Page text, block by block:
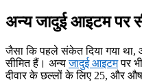
अन्य जादुई आइटम पर
जैसा कि पहले संकेत दिया गया
सीमित हैं। अन्यजादुई आइटमपर
दीवार के छल्लों के लिए 25, और